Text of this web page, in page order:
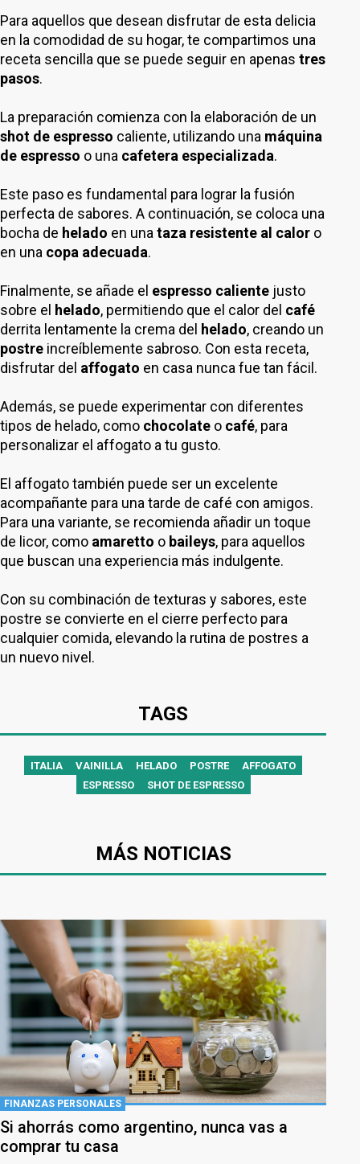
Para aquellos que desean disfrutar de esta delicia
en la comodidad de su hogar, te compartimos una
receta sencilla que se puede seguir en apenas tres
pasos.
La preparación comienza con la elaboración de un
shot de espresso caliente, utilizando una máquina
de espresso o una cafetera especializada.
Este paso es fundamental para lograr la fusión
perfecta de sabores. A continuación, se coloca una
bocha de helado en una taza resistente al calor o
en una copa adecuada.
Finalmente, se añade el espresso caliente justo
sobre el helado, permitiendo que el calor del café
derrita lentamente la crema del helado, creando un
postre increíblemente sabroso. Con esta receta,
disfrutar del affogato en casa nunca fue tan fácil.
Además, se puede experimentar con diferentes
tipos de helado, como chocolate o café, para
personalizar el affogato a tu gusto.
El affogato también puede ser un excelente
acompañante para una tarde de café con amigos.
Para una variante, se recomienda añadir un toque
de licor, como amaretto o baileys, para aquellos
que buscan una experiencia más indulgente.
Con su combinación de texturas y sabores, este
postre se convierte en el cierre perfecto para
cualquier comida, elevando la rutina de postres a
un nuevo nivel.
TAGS
ITALIA VAINILLA HELADO POSTRE
AFFOGATO
ESPRESSO
SHOT DE ESPRESSO
MÁS NOTICIAS
FINANZAS PERSONALES
Si ahorrás como argentino, nunca vas a
comprar tu casa